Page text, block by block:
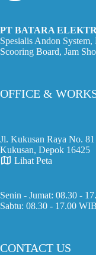
PT BATARA
Spesialis Andon
Scooring Board, Jam
OFFICE &
Jl. Kukusan Raya No.
Kukusan, Depok 16425
Lihat Peta
Senin - Jumat: 08.30 -
Sabtu: 08.30 - 17.00 WIB
CONTACT US